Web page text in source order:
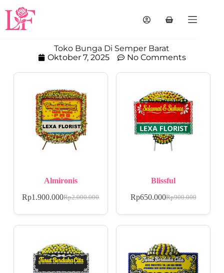
Toko Bunga Di Semper Barat
Oktober 7, 2025
No Comments
Almironis
Rp2.000.000
Rp1.900.000
Blissful
Rp900.000
Rp650.000